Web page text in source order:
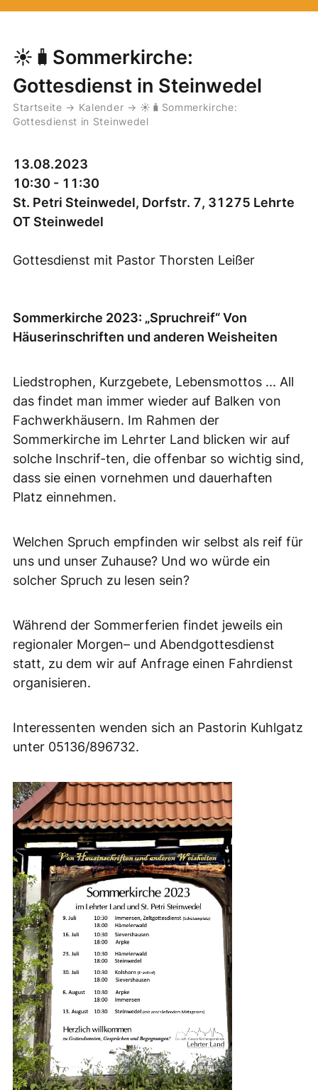
☀️🧳Sommerkirche:
Gottesdienst in Steinwedel
Startseite → Kalender → ☀️🧳Sommerkirche:
Gottesdienst in Steinwedel
13.08.2023
10:30 - 11:30
St. Petri Steinwedel, Dorfstr. 7, 31275 Lehrte
OT Steinwedel
Gottesdienst mit Pastor Thorsten Leißer
Sommerkirche 2023: „Spruchreif“ Von
Häuserinschriften und anderen Weisheiten
Liedstrophen, Kurzgebete, Lebensmottos ... All
das findet man immer wieder auf Balken von
Fachwerkhäusern. Im Rahmen der
Sommerkirche im Lehrter Land blicken wir auf
solche Inschrif-ten, die offenbar so wichtig sind,
dass sie einen vornehmen und dauerhaften
Platz einnehmen.
Welchen Spruch empfinden wir selbst als reif für
uns und unser Zuhause? Und wo würde ein
solcher Spruch zu lesen sein?
Während der Sommerferien findet jeweils ein
regionaler Morgen– und Abendgottesdienst
statt, zu dem wir auf Anfrage einen Fahrdienst
organisieren.
Interessenten wenden sich an Pastorin Kuhlgatz
unter 05136/896732.